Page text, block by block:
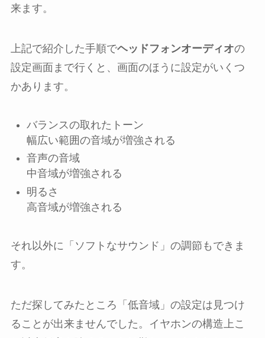
来ます。
上記で紹介した手順でヘッドフォンオーディオの
設定画面まで行くと、画面のほうに設定がいくつ
かあります。
バランスの取れたトーン
幅広い範囲の音域が増強される
音声の音域
中音域が増強される
明るさ
高音域が増強される
それ以外に「ソフトなサウンド」の調節もできま
す。
ただ探してみたところ「低音域」の設定は見つけ
ることが出来ませんでした。イヤホンの構造上こ